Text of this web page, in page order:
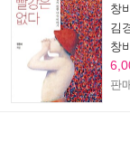
창
김
창
판